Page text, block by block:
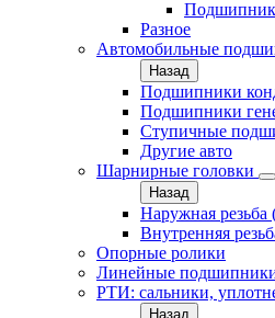
Разное
Автомобильные
Назад
Подшипники
Подшипники
Ступичные
Другие авто
Шарнирные головки
Назад
Наружная резьба
Внутренняя
Опорные ролики
Линейные
РТИ: сальники,
Назад